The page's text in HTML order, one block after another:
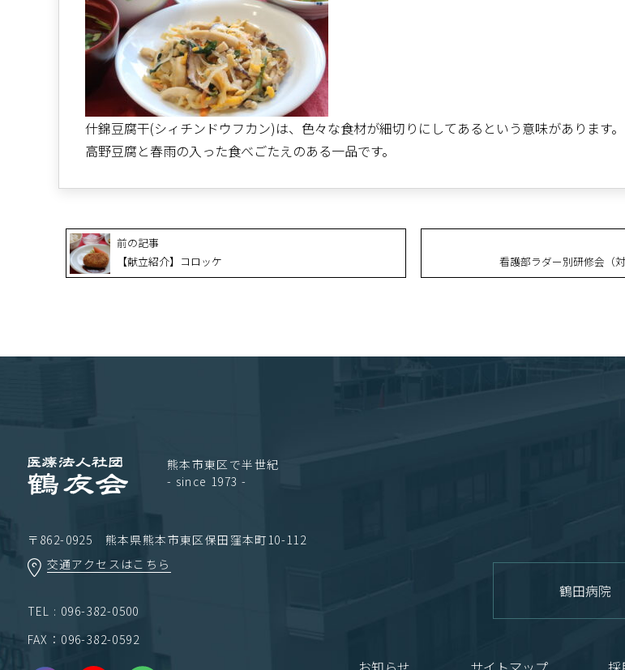
什錦豆腐干(シィチンドウフカン)は、色々な食材が細切りにしてあるという意味があります。
高野豆腐と春雨の入った食べごたえのある一品です。
前の記事
【献立紹介】コロッケ
看護部ラダー別研修会（
熊本市東区で半世紀
- since 1973 -
〒862-0925 熊本県熊本市東区保田窪本町10-112
交通アクセスはこちら
TEL : 096-382-0500
FAX：096-382-0592
鶴田病院